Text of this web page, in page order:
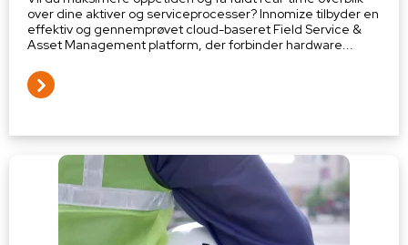
over dine aktiver og serviceprocesser? Innomize tilbyder en
effektiv og gennemprøvet cloud-baseret Field Service &
Asset Management platform, der forbinder hardware...